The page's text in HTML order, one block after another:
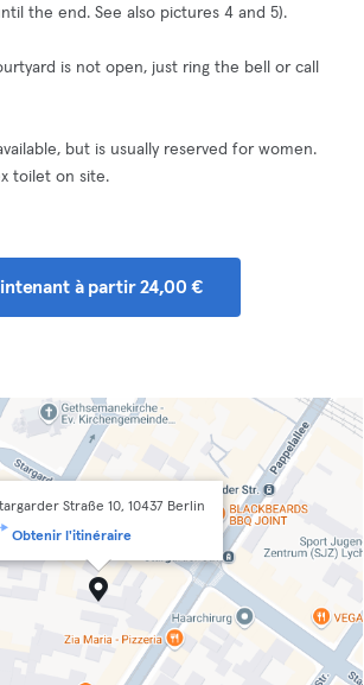
the end. See also pictures 4 and 5).
is not open, just ring the bell or call
but is usually reserved for women.
toilet on site.
à partir 24,00 €
Straße 10, 10437 Berlin
Obtenir l'itinéraire